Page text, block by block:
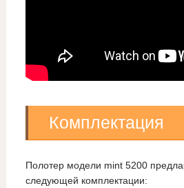
Комплектация
Полотер модели mint 5200
следующей комплектации: